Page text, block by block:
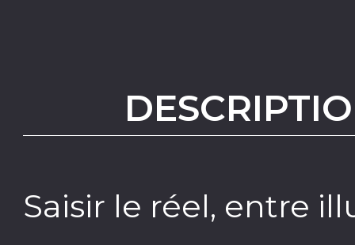
Saisir le réel, entre